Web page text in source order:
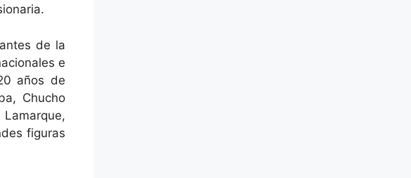
de la
e
años de
Chucho
figuras